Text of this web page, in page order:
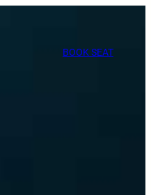
BOOK SEAT